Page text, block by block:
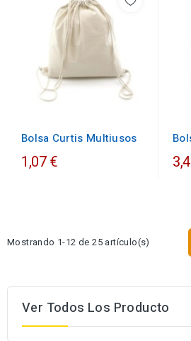
Bolsa Curtis Multiusos
1,07 €
Mostrando 1-12 de 25 artículo(s)
Ver Todos Los Producto